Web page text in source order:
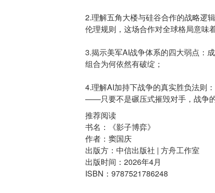
2.理解五角大楼与硅谷合作的战略逻
伦理规则，这场合作对全球格局意味
3.揭示美军AI战争体系的四大弱点：
组合为何依然有破绽；
4.理解AI加持下战争的真实胜负法则
推荐阅读
书名：《影子博弈》
作者：窦国庆
出版方：中信出版社 | 方舟工作室
出版时间：2026年4月
ISBN：9787521786248